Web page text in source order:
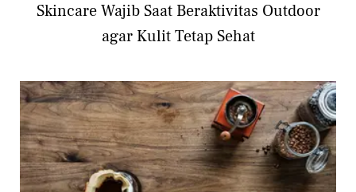
Skincare Wajib Saat Beraktivitas Outdoor
agar Kulit Tetap Sehat